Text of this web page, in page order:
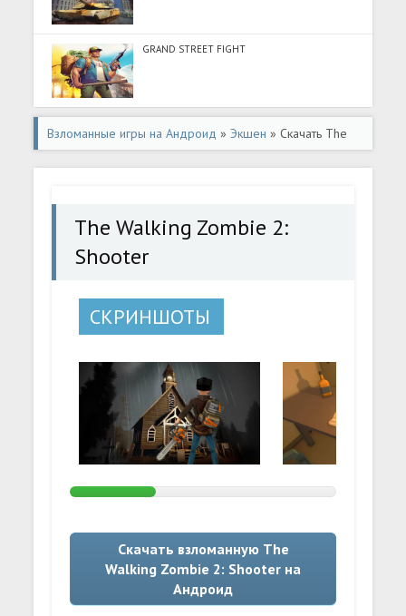
GRAND STREET FIGHT
Взломанные игры на Андроид »Экшен » Скачать The
Walking Zombie 2: Shooter (Разблокировано все) на
The Walking Zombie 2:
Shooter
СКРИНШОТЫ
Скачать взломанную The
Walking Zombie 2: Shooter на
Андроид